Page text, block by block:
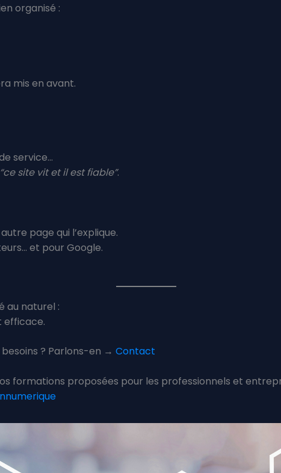
organisé :
mis en avant.
service…
“ce site vit et il est fiable”.
page qui l’explique.
et pour Google.
au naturel :
efficace.
? Parlons-en → Contact
formations proposées pour les professionnels et